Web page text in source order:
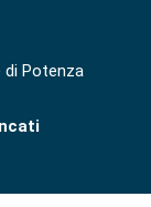
di Potenza